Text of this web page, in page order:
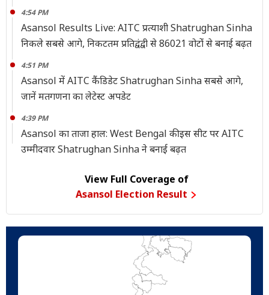
4:54 PM
Asansol Results Live: AITC प्रत्याशी Shatrughan Sinha
निकले सबसे आगे, निकटतम प्रतिद्वंद्वी से 86021 वोटोंं से बनाई बढ़त
4:51 PM
Asansol में AITC कैंडिडेट Shatrughan Sinha सबसे आगे,
जानें मतगणना का लेटेस्ट अपडेट
4:39 PM
Asansol का ताजा हाल: West Bengal की इस सीट पर AITC
उम्मीदवार Shatrughan Sinha ने बनाई बढ़त
View Full Coverage of
Asansol Election Result